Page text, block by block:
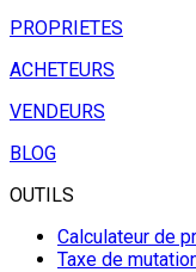
PROPRIETES
ACHETEURS
VENDEURS
BLOG
OUTILS
Calculateur de
Taxe de